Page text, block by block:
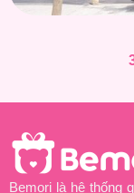
Bemori là hệ thống